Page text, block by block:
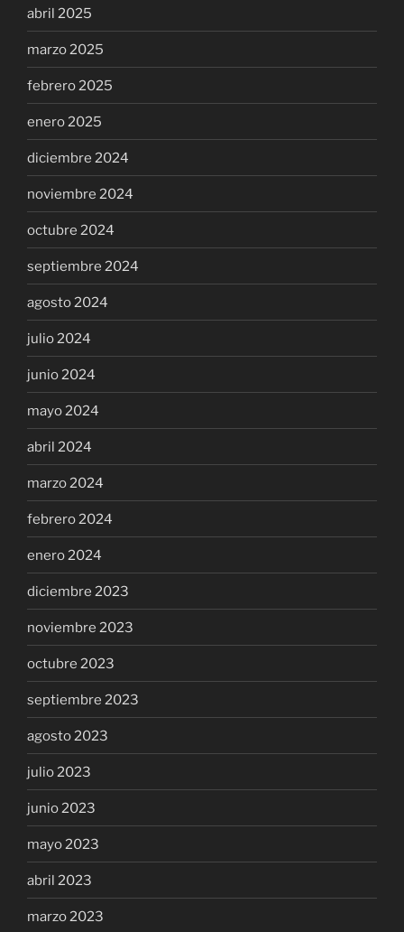
abril 2025
marzo 2025
febrero 2025
enero 2025
diciembre 2024
noviembre 2024
octubre 2024
septiembre 2024
agosto 2024
julio 2024
junio 2024
mayo 2024
abril 2024
marzo 2024
febrero 2024
enero 2024
diciembre 2023
noviembre 2023
octubre 2023
septiembre 2023
agosto 2023
julio 2023
junio 2023
mayo 2023
abril 2023
marzo 2023